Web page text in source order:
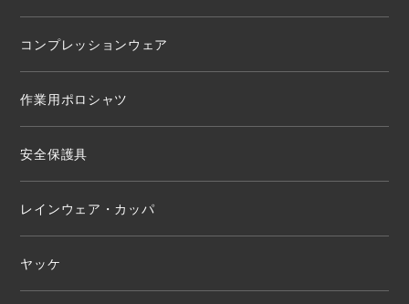
コンプレッションウェア
作業用ポロシャツ
安全保護具
レインウェア・カッパ
ヤッケ